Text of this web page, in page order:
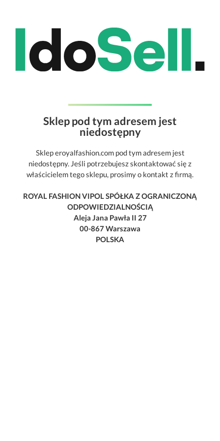
Sklep pod tym adresem jest
niedostępny
Sklep eroyalfashion.com pod tym adresem jest
niedostępny. Jeśli potrzebujesz skontaktować się z
właścicielem tego sklepu, prosimy o kontakt z firmą.
ROYAL FASHION VIPOL SPÓŁKA Z OGRANICZONĄ
ODPOWIEDZIALNOŚCIĄ
Aleja Jana Pawła II 27
00-867 Warszawa
POLSKA